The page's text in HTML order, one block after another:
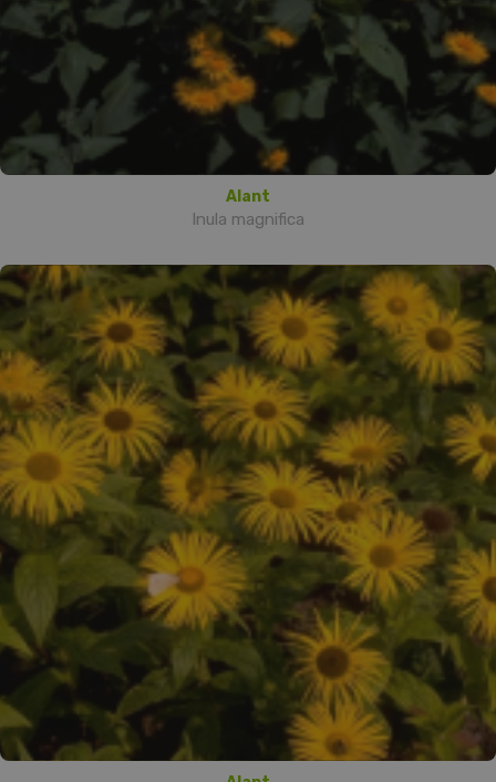
Alant
Inula magnifica